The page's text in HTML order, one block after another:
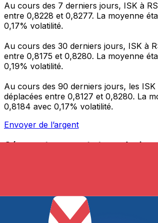
Au cours des 7 derniers jours, ISK à
entre 0,8228 et 0,8277. La moyenne
0,17% volatilité.
Au cours des 30 derniers jours, ISK à
entre 0,8175 et 0,8280. La moyenne
0,19% volatilité.
Au cours des 90 derniers jours, les ISK
déplacées entre 0,8127 et 0,8280. La
0,8184 avec 0,17% volatilité.
Envoyer de l’argent
Gérez votre argent et vos
et la gestion de vos devises.
programmez des alertes de taux et
l'argent à l'étranger sans frais cachés.